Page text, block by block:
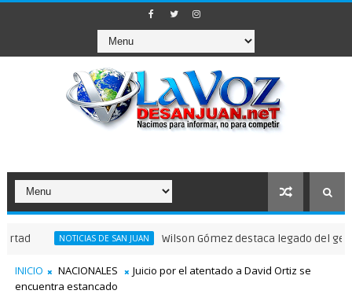
NOTICIAS DE SAN JUAN Wilson Gómez destaca legado del general
INICIO NACIONALES
Juicio por el atentado a David Ortiz se
encuentra estancado